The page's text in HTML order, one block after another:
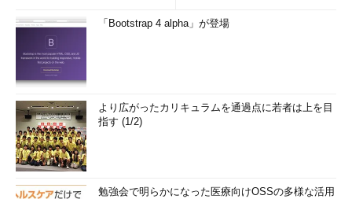
「Bootstrap 4 alpha」が登場
より広がったカリキュラムを通過点に若者は上を目
指す (1/2)
勉強会で明らかになった医療向けOSSの多様な活用